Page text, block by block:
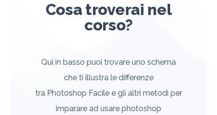
Cosa troverai nel
corso?
Qui in basso puoi trovare uno schema
che ti illustra le differenze
tra Photoshop Facile e gli altri metodi per
imparare ad usare photoshop